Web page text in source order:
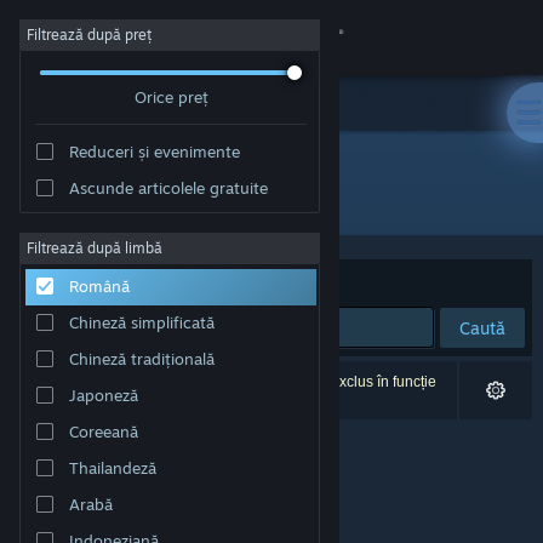
Conectează-te
Despre
Asistență
Schimbă limba
Vezi site în versiunea pentru desktop
Filtrează după preț
Orice preț
Reduceri și evenimente
Ascunde articolele gratuite
Filtrează după limbă
Română
Chineză simplificată
Chineză tradițională
Japoneză
Coreeană
Thailandeză
Arabă
Dezvoltator: Disafter Games
Sortează după
Caută
0 rezultate corespund căutării tale. 1 titlu a fost exclus în funcție
de preferințele tale.